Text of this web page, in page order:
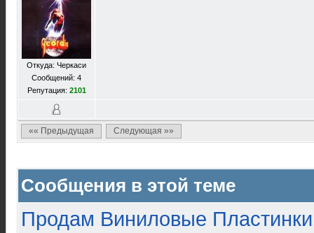
Откуда: Черкаси
Сообщений: 4
Репутация: 2101
«« Предыдущая Следующая »»
Сообщения в этой теме
Продам Виниловые Пластинки